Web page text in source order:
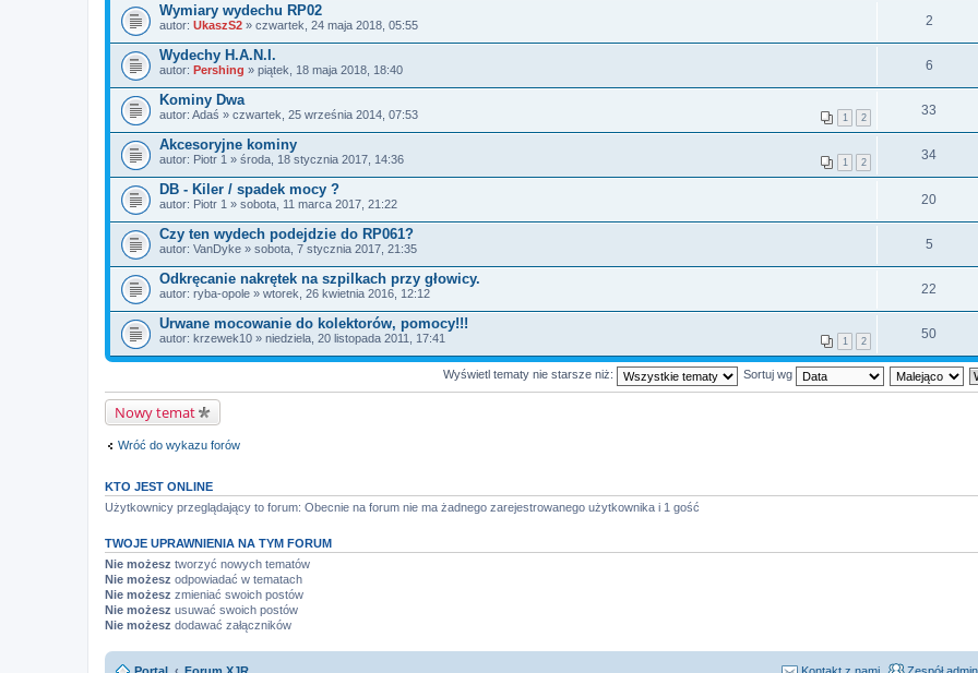
Wymiary wydechu RP02
autor: UkaszS2 » czwartek, 24 maja 2018, 05:55 2
Wydechy H.A.N.I.
autor: Pershing » piątek, 18 maja 2018, 18:40 6
Kominy Dwa
1 2
autor: Adaś » czwartek, 25 września 2014, 07:53 33
Akcesoryjne kominy
1 2
autor: Piotr 1 » środa, 18 stycznia 2017, 14:36 34
DB - Kiler / spadek mocy ?
autor: Piotr 1 » sobota, 11 marca 2017, 21:22 20
Czy ten wydech podejdzie do RP061?
autor: VanDyke » sobota, 7 stycznia 2017, 21:35 5
Odkręcanie nakrętek na szpilkach przy głowicy.
autor: ryba-opole » wtorek, 26 kwietnia 2016, 12:12 22
Urwane mocowanie do kolektorów, pomocy!!!
1 2
autor: krzewek10 » niedziela, 20 listopada 2011, 17:41 50
Wyświetl tematy nie starsze niż: Sortuj wg
Nowy temat
Wróć do wykazu forów
KTO JEST ONLINE
Użytkownicy przeglądający to forum: Obecnie na forum nie ma żadnego zarejestrowanego użytkownika i 1 gość
TWOJE UPRAWNIENIA NA TYM FORUM
Nie możesz tworzyć nowych tematów
Nie możesz odpowiadać w tematach
Nie możesz zmieniać swoich postów
Nie możesz usuwać swoich postów
Nie możesz dodawać załączników
Portal Forum XJR Zespół
Kontakt z nami